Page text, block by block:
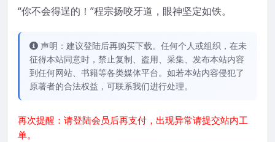
“你不会得逞的！”程宗扬咬牙道，眼神坚定如铁。
声明：建议登陆后再购买下载。任何个人或组织，在未
征得本站同意时，禁止复制、盗用、采集、发布本站内容
到任何网站、书籍等各类媒体平台。如若本站内容侵犯了
原著者的合法权益，可联系我们进行处理。
再次提醒：请登陆会员后再支付，出现异常请提交站内工
单。